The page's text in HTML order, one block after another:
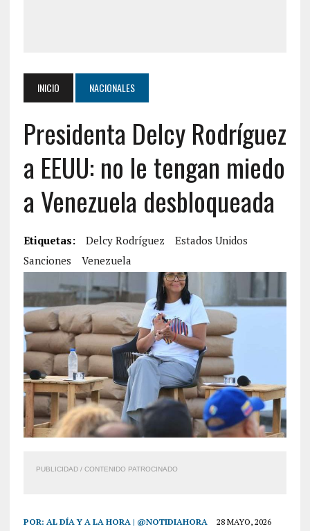
INICIO NACIONALES
Presidenta Delcy Rodríguez
a EEUU: no le tengan miedo
a Venezuela desbloqueada
Etiquetas: Delcy Rodríguez
Estados Unidos
Sanciones
Venezuela
PUBLICIDAD / CONTENIDO PATROCINADO
POR: AL DÍA Y A LA HORA | @NOTIDIAHORA 28 MAYO, 2026